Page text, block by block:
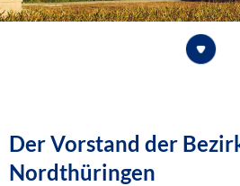
Der Vorstand der
Nordthüringen